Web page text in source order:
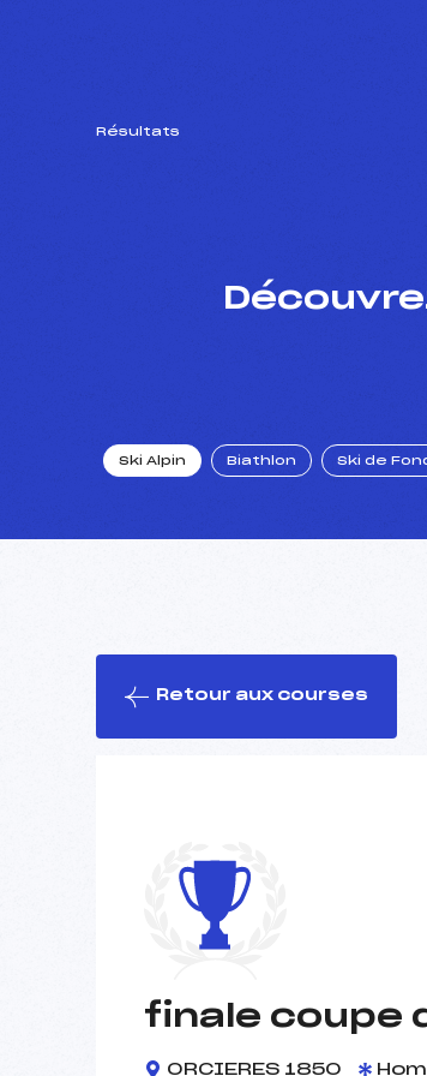
Résultats
Ski Alpin Biathlon Ski de
Retour aux courses
finale coupe
ORCIERES 1850